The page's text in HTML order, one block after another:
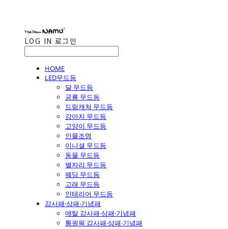
LOG IN 로그인
HOME
LED무드등
달 무드등
공룡 무드등
드림캐쳐 무드등
강아지 무드등
고양이 무드등
인물조명
이니셜 무드등
동물 무드등
별자리 무드등
웨딩 무드등
고래 무드등
인테리어 무드등
감사패·상패·기념패
메탈 감사패·상패·기념패
통원목 감사패·상패·기념패